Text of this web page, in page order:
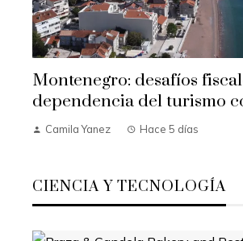
Montenegro: desafíos
dependencia del turismo
Camila Yanez Hace 5 días
CIENCIA Y TECNOLOGÍA